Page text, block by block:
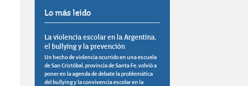
Lo más leído
La violencia escolar en la Argentina,
el bullying y la prevención
Un hecho de violencia ocurrido en una escuela
de San Cristóbal, provincia de Santa Fe, volvió a
poner en la agenda de debate la problemática
del bullying y la convivencia escolar en la